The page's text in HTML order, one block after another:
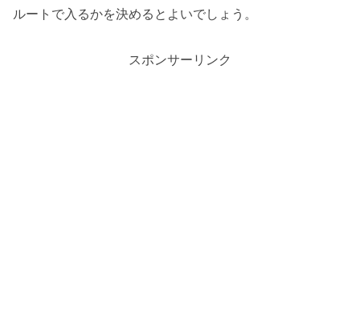
ルートで入るかを決めるとよいでしょう。
スポンサーリンク